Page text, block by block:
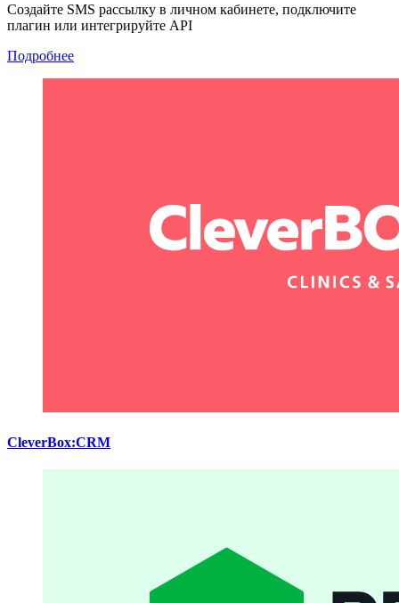
Создайте SMS рассылку в личном кабинете, подключите
плагин или интегрируйте API
Подробнее
CleverBox:CRM